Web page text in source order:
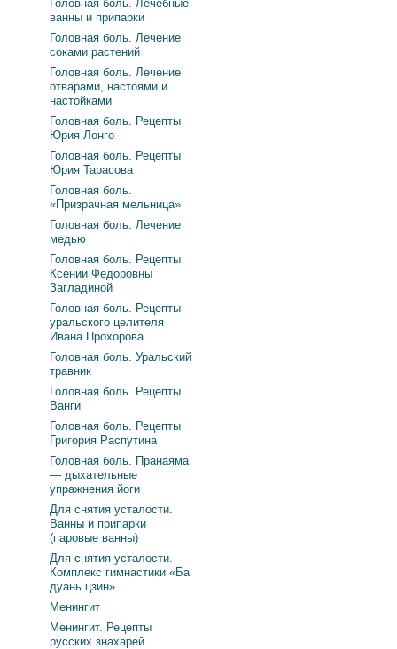
Головная боль. Лечебные
ванны и припарки
Головная боль. Лечение
соками растений
Головная боль. Лечение
отварами, настоями и
настойками
Головная боль. Рецепты
Юрия Лонго
Головная боль. Рецепты
Юрия Тарасова
Головная боль.
«Призрачная мельница»
Головная боль. Лечение
медью
Головная боль. Рецепты
Ксении Федоровны
Загладиной
Головная боль. Рецепты
уральского целителя
Ивана Прохорова
Головная боль. Уральский
травник
Головная боль. Рецепты
Ванги
Головная боль. Рецепты
Григория Распутина
Головная боль. Пранаяма
— дыхательные
упражнения йоги
Для снятия усталости.
Ванны и припарки
(паровые ванны)
Для снятия усталости.
Комплекс гимнастики «Ба
дуань цзин»
Менингит
Менингит. Рецепты
русских знахарей